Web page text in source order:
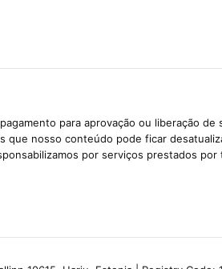
para aprovação ou liberação
nosso conteúdo pode ficar
por serviços prestados